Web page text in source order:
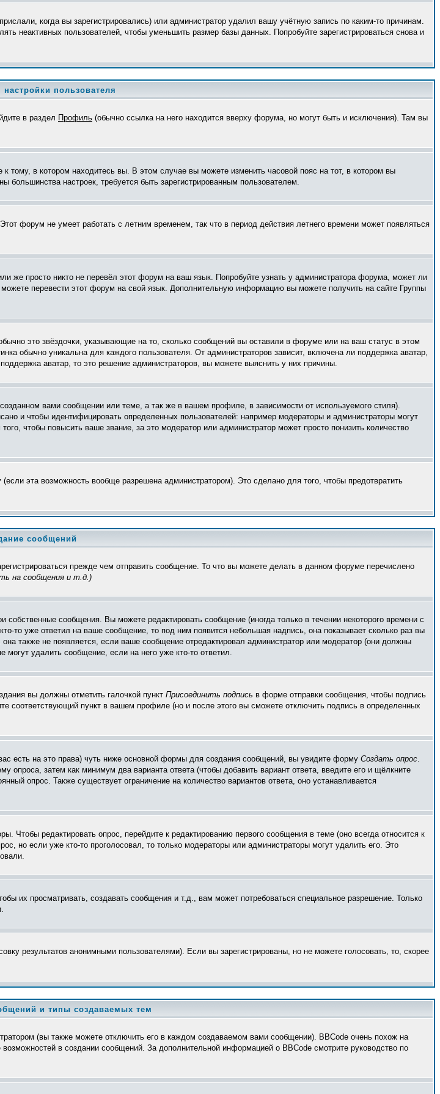
когда вы зарегистрировались) или администратор удалил вашу учётную запись по каким-то причинам.
неактивных пользователей, чтобы уменьшить размер базы данных. Попробуйте зарегистрироваться снова и
пользователя
в раздел Профиль (обычно ссылка на него находится вверху форума, но могут быть и исключения). Там вы
в котором находитесь вы. В этом случае вы можете изменить часовой пояс на тот, в котором вы
настроек, требуется быть зарегистрированным пользователем.
форум не умеет работать с летним временем, так что в период действия летнего времени может появляться
же просто никто не перевёл этот форум на ваш язык. Попробуйте узнать у администратора форума, может ли
перевести этот форум на свой язык. Дополнительную информацию вы можете получить на сайте Группы
это звёздочки, указывающие на то, сколько сообщений вы оставили в форуме или на ваш статус в этом
обычно уникальна для каждого пользователя. От администраторов зависит, включена ли поддержка аватар,
аватар, то это решение администраторов, вы можете выяснить у них причины.
вами сообщении или теме, а так же в вашем профиле, в зависимости от используемого стиля).
и чтобы идентифицировать определенных пользователей: например модераторы и администраторы могут
чтобы повысить ваше звание, за это модератор или администратор может просто понизить количество
эта возможность вообще разрешена администратором). Это сделано для того, чтобы предотвратить
сообщений
прежде чем отправить сообщение. То что вы можете делать в данном форуме перечислено
на сообщения и т.д. )
сообщения. Вы можете редактировать сообщение (иногда только в течении некоторого времени с
то уже ответил на ваше сообщение, то под ним появится небольшая надпись, она показывает сколько раз вы
также не появляется, если ваше сообщение отредактировал администратор или модератор (они должны
могут удалить сообщение, если на него уже кто-то ответил.
вы должны отметить галочкой пункт Присоединить подпись в форме отправки сообщения, чтобы подпись
соответствующий пункт в вашем профиле (но и после этого вы сможете отключить подпись в определенных
есть на это права) чуть ниже основной формы для создания сообщений, вы увидите форму Создать опрос.
затем как минимум два варианта ответа (чтобы добавить вариант ответа, введите его и щёлкните
опрос. Также существует ограничение на количество вариантов ответа, оно устанавливается
Чтобы редактировать опрос, перейдите к редактированию первого сообщения в теме (оно всегда относится к
но если уже кто-то проголосовал, то только модераторы или администраторы могут удалить его. Это
их просматривать, создавать сообщения и т.д., вам может потребоваться специальное разрешение. Только
результатов анонимными пользователями). Если вы зарегистрированы, но не можете голосовать, то, скорее
и типы создаваемых тем
(вы также можете отключить его в каждом создаваемом вами сообщении). BBCode очень похож на
в создании сообщений. За дополнительной информацией о BBCode смотрите руководство по